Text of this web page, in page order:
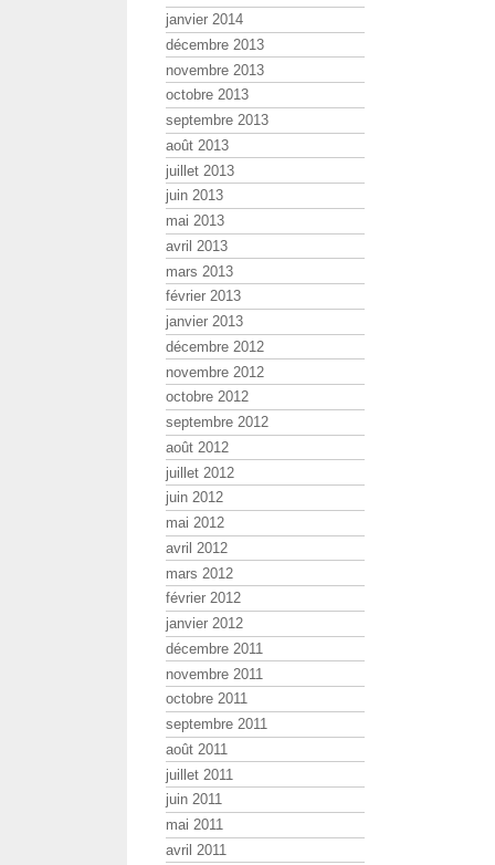
janvier 2014
décembre 2013
novembre 2013
octobre 2013
septembre 2013
août 2013
juillet 2013
juin 2013
mai 2013
avril 2013
mars 2013
février 2013
janvier 2013
décembre 2012
novembre 2012
octobre 2012
septembre 2012
août 2012
juillet 2012
juin 2012
mai 2012
avril 2012
mars 2012
février 2012
janvier 2012
décembre 2011
novembre 2011
octobre 2011
septembre 2011
août 2011
juillet 2011
juin 2011
mai 2011
avril 2011